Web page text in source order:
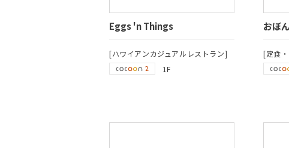
Eggs 'n Things
[ハワイアンカジュアルレストラン]
1F
おぼ
[定食